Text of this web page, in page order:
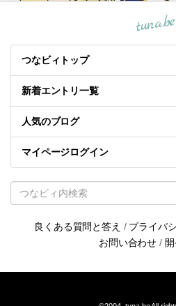
tuna.be
つなビィトップ
新着エントリ一覧
人気のブログ
マイページログイン
良くある質問と答え / プライバ
お問い合わせ /